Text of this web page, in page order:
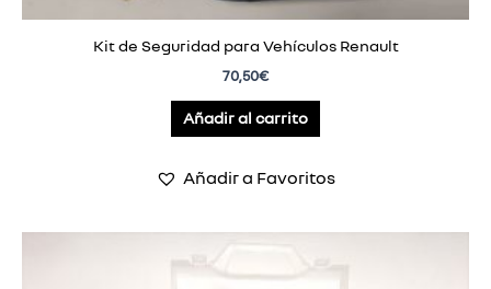
Kit de Seguridad para Vehículos Renault
70,50€
Añadir al carrito
Añadir a Favoritos